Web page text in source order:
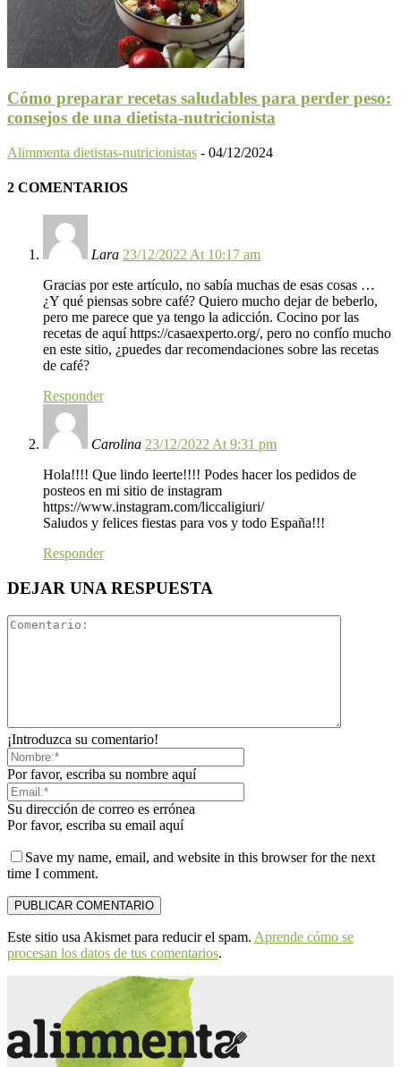
Cómo preparar recetas saludables para perder peso:
consejos de una dietista-nutricionista
Alimmenta dietistas-nutricionistas - 04/12/2024
2 COMENTARIOS
Lara 23/12/2022 At 10:17 am
Gracias por este artículo, no sabía muchas de esas cosas …
¿Y qué piensas sobre café? Quiero mucho dejar de beberlo,
pero me parece que ya tengo la adicción. Cocino por las
recetas de aquí https://casaexperto.org/, pero no confío mucho
en este sitio, ¿puedes dar recomendaciones sobre las recetas
de café?
Responder
Carolina 23/12/2022 At 9:31 pm
Hola!!!! Que lindo leerte!!!! Podes hacer los pedidos de
posteos en mi sitio de instagram
https://www.instagram.com/liccaligiuri/
Saludos y felices fiestas para vos y todo España!!!
Responder
DEJAR UNA RESPUESTA
¡Introduzca su comentario!
Por favor, escriba su nombre aquí
Su dirección de correo es errónea
Por favor, escriba su email aquí
Save my name, email, and website in this browser for the next
time I comment.
Este sitio usa Akismet para reducir el spam. Aprende cómo se
procesan los datos de tus comentarios.